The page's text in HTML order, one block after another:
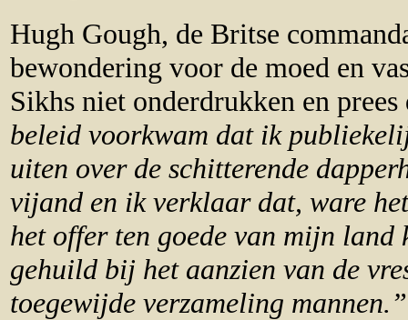
Hugh Gough, de Britse
bewondering voor de moed en
Sikhs niet onderdrukken en
beleid voorkwam dat ik
uiten over de schitterende
vijand en ik verklaar dat, ware
het offer ten goede van mijn land
gehuild bij het aanzien van de
toegewijde verzameling mannen.”